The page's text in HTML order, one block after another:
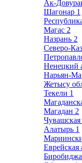
Ак-
Шагонар 1
Магас 2
Назрань 2
Северо-
Ненецкий
Нарьян-
Жетысу
Текели 1
Магадан 2
Чувашская
Алатырь 1
Еврейская